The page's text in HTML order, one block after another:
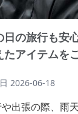
日の旅行も安
たアイテムを
2026-06-18
出張の際、雨